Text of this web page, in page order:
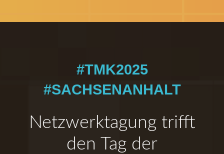
#TMK2025
#SACHSENANHALT
Netzwerktagung trifft
den Tag der